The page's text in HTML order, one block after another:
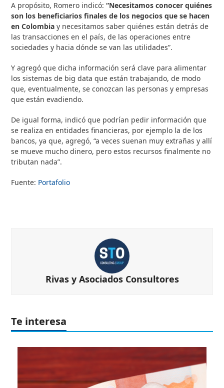
A propósito, Romero indicó:“Necesitamos conocer quiénes
son los beneficiarios finales de los negocios que se hacen
en Colombiay necesitamos saber quiénes están detrás de
las transacciones en el país, de las operaciones entre
sociedades y hacia dónde se van las utilidades”.
Y agregó que dicha información será clave para alimentar
los sistemas de big data que están trabajando, de modo
que, eventualmente, se conozcan las personas y empresas
que están evadiendo.
De igual forma, indicó que podrían pedir información que
se realiza en entidades financieras, por ejemplo la de los
bancos, ya que, agregó, “a veces suenan muy extrañas y allí
se mueve mucho dinero, pero estos recursos finalmente no
tributan nada”.
Fuente: Portafolio
Rivas y Asociados Consultores
Te interesa